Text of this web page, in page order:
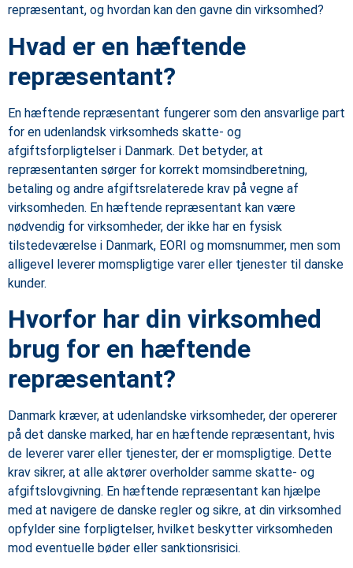
repræsentant, og hvordan kan den gavne din virksomhed?
Hvad er en hæftende
repræsentant?
En hæftende repræsentant fungerer som den ansvarlige part
for en udenlandsk virksomheds skatte- og
afgiftsforpligtelser i Danmark. Det betyder, at
repræsentanten sørger for korrekt momsindberetning,
betaling og andre afgiftsrelaterede krav på vegne af
virksomheden. En hæftende repræsentant kan være
nødvendig for virksomheder, der ikke har en fysisk
tilstedeværelse i Danmark, EORI og momsnummer, men som
alligevel leverer momspligtige varer eller tjenester til danske
kunder.
Hvorfor har din virksomhed
brug for en hæftende
repræsentant?
Danmark kræver, at udenlandske virksomheder, der opererer
på det danske marked, har en hæftende repræsentant, hvis
de leverer varer eller tjenester, der er momspligtige. Dette
krav sikrer, at alle aktører overholder samme skatte- og
afgiftslovgivning. En hæftende repræsentant kan hjælpe
med at navigere de danske regler og sikre, at din virksomhed
opfylder sine forpligtelser, hvilket beskytter virksomheden
mod eventuelle bøder eller sanktionsrisici.